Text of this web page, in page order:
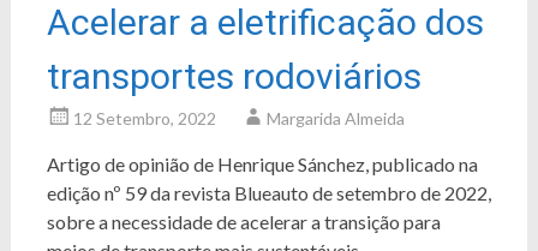
Acelerar a eletrificação dos
transportes rodoviários
12 Setembro, 2022 Margarida Almeida
Artigo de opinião de Henrique Sánchez, publicado na
edição nº 59 da revista Blueauto de setembro de 2022,
sobre a necessidade de acelerar a transição para